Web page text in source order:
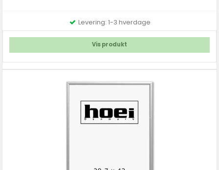
Levering: 1-3 hverdage
Vis produkt